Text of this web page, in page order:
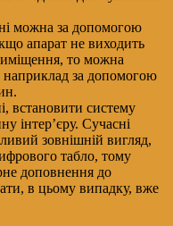
можна за допомогою
апарат не виходить
то можна
наприклад за допомогою
встановити систему
інтер’єру. Сучасні
зовнішній вигляд,
табло, тому
доповнення до
в цьому випадку, вже